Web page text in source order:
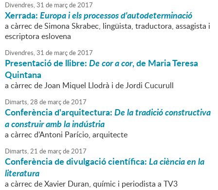
Divendres,31 de marçde2017
Xerrada:Europa i els processos d'autodeterminació
a càrrec de Simona Skrabec, lingüista, traductora, assagista i
escriptora eslovena
Divendres,31 de marçde2017
Presentació de llibre:De cor a cor, de Maria Teresa
Quintana
a càrrec de Joan Miquel Llodrà i de Jordi Cucurull
Dimarts,28 de marçde2017
Conferència d'arquitectura:De la tradició constructiva
a construir amb la indústria
a càrrec d'Antoni Parício, arquitecte
Dimarts,21 de marçde2017
Conferència de divulgació científica:La ciència en la
literatura
a càrrec de Xavier Duran, químic i periodista a TV3